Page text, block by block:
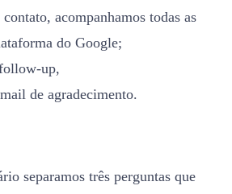
acompanhamos todas as
do Google;
up,
de agradecimento.
separamos três perguntas que